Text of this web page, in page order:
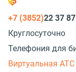
+7 (3852)22 37 87
Круглосуточно
Телефония для
Виртуальная АТС